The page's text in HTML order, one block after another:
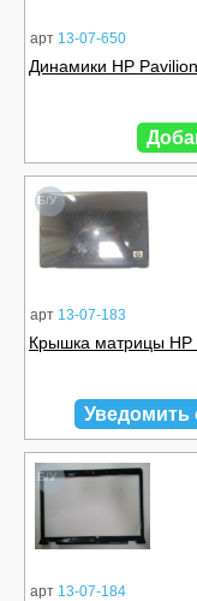
арт 13-07-650
Динамики HP
Б/У
арт 13-07-183
Крышка матрицы HP
Уведомить
Б/У
арт 13-07-184